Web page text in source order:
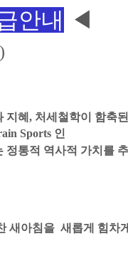
안내 ◀
지혜, 처세철학이 함축된
Sports 인
정통적 역사적 가치를
새아침을 새롭게 힘차게